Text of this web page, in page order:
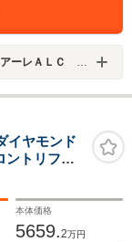
ＯＲＳ ＧＲＯＵＰ
ヤモンド
トリフ
ADAS レ
ディスプ
本体価格
5659.2万円